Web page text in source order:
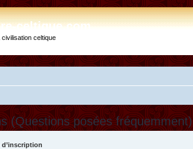
celtique.com
celtique
(Questions posées fréquemment)